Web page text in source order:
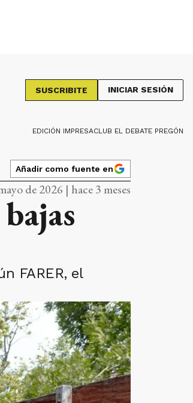
SUSCRIBITE INICIAR SESIÓN
EDICIÓN IMPRESACLUB EL DEBATE PREGÓN
Añadir como fuente en
de 2026 | hace 3 meses
FARER, el